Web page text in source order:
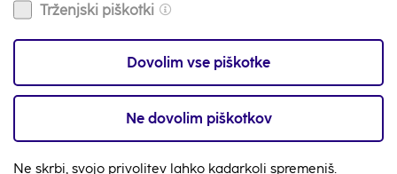
info@zav-vita.si
Imaš vprašanje? Piši nam
Zemljevid
Trženjski piškotki
Dovolim vse piškotke
Ne dovolim piškotkov
Ne skrbi, svojo privolitev lahko kadarkoli spremeniš.